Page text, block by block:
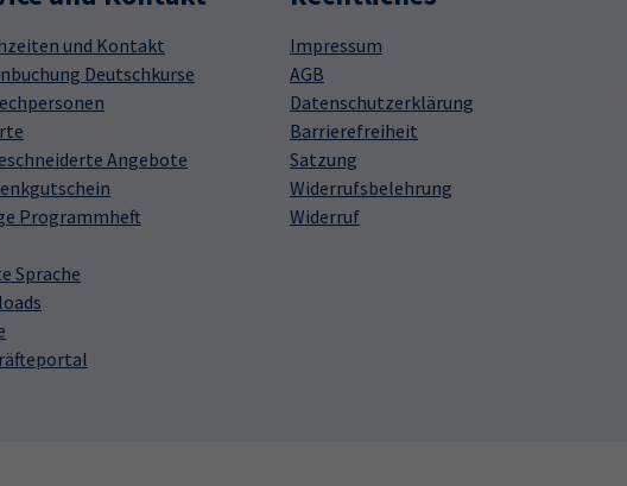
und Kontakt
Deutschkurse
Angebote
Programmheft
Sprache
Impressum
AGB
Datenschutzerklärung
Barrierefreiheit
Satzung
Widerrufsbelehrung
Widerruf